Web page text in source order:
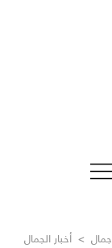
جمال > أخبار الجمال